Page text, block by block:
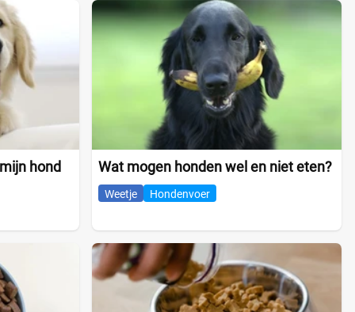
hond
Wat mogen honden wel en niet eten?
Weetje Hondenvoer